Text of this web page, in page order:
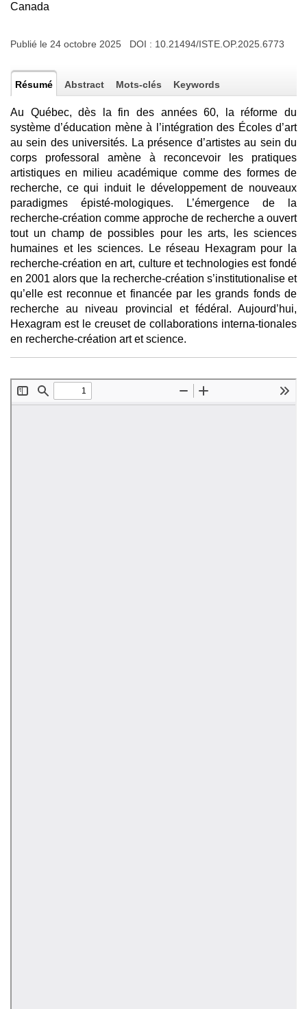
Canada
Publié le 24 octobre 2025 DOI : 10.21494/ISTE.OP.2025.6773
Résumé Abstract Mots-clés Keywords
Au Québec, dès la fin des années 60, la réforme du
système d’éducation mène à l’intégration des Écoles d’art
au sein des universités. La présence d’artistes au sein du
corps professoral amène à reconcevoir les pratiques
artistiques en milieu académique comme des formes de
recherche, ce qui induit le développement de nouveaux
paradigmes épisté-mologiques. L’émergence de la
recherche-création comme approche de recherche a ouvert
tout un champ de possibles pour les arts, les sciences
humaines et les sciences. Le réseau Hexagram pour la
recherche-création en art, culture et technologies est fondé
en 2001 alors que la recherche-création s’institutionalise et
qu’elle est reconnue et financée par les grands fonds de
recherche au niveau provincial et fédéral. Aujourd’hui,
Hexagram est le creuset de collaborations interna-tionales
en recherche-création art et science.